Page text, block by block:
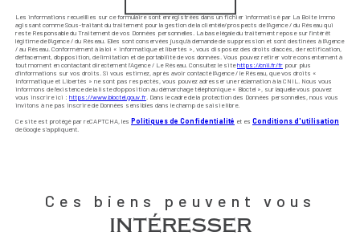
Les informations recueillies sur ce formulaire sont enregistrées dans un fichier informatisé par La Boite Immo
agissant comme Sous-traitant du traitement pour la gestion de la clientèle/prospects de l'Agence / du Réseau qui
reste Responsable du Traitement de vos Données personnelles. La base légale du traitement repose sur l'intérêt
légitime de l'Agence / du Réseau. Elles sont conservées jusqu'à demande de suppression et sont destinées à l'Agence
/ au Réseau. Conformément à la loi « informatique et libertés », vous disposez des droits d’accès, de rectification,
d’effacement, d’opposition, de limitation et de portabilité de vos données. Vous pouvez retirer votre consentement à
tout moment en contactant directement l’Agence / Le Réseau. Consultez le sitehttps://cnil.fr/fr pour plus
d’informations sur vos droits. Si vous estimez, après avoir contacté l'Agence / le Réseau, que vos droits «
Informatique et Libertés » ne sont pas respectés, vous pouvez adresser une réclamation à la CNIL. Nous vous
informons de l’existence de la liste d'opposition au démarchage téléphonique « Bloctel », sur laquelle vous pouvez
vous inscrire ici : https://www.bloctel.gouv.fr. Dans le cadre de la protection des Données personnelles, nous vous
invitons à ne pas inscrire de Données sensibles dans le champ de saisie libre.
Ce site est protégé par reCAPTCHA, les Politiques de Confidentialité et es Conditions d'utilisation
de Google s'appliquent.
Ces biens peuvent vous
intéresser